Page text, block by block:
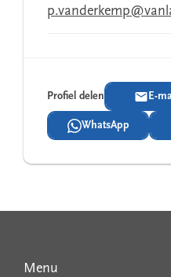
Profiel delen E-
WhatsApp
Menu